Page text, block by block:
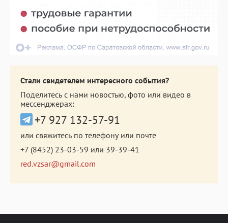
Стали свидетелем интересного события?
Поделитесь с нами новостью, фото или видео в
мессенджерах:
+7 927 132-57-91
или свяжитесь по телефону или почте
+7 (8452) 23-03-59 или 39-39-41
red.vzsar@gmail.com